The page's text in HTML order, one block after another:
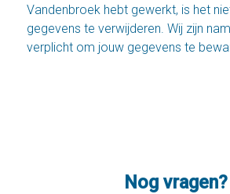
Vandenbroek hebt gewerkt, is het
gegevens te verwijderen. Wij zijn
verplicht om jouw gegevens te
Nog vragen?